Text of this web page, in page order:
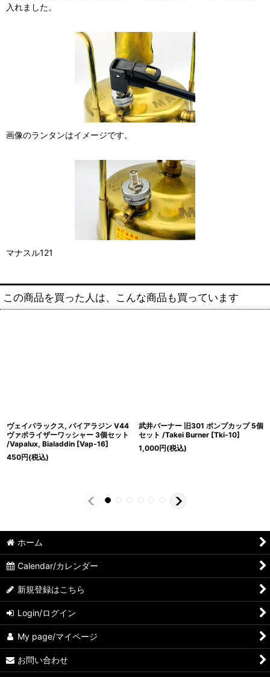
入れました。
画像のランタンはイメージです。
マナスル121
この商品を買った人は、こんな商品も買っています
ヴェイパラックス, バイアラジン V44
ヴァポライザーワッシャー 3個セット
/Vapalux, Bialaddin [Vap-16]
450円(税込)
武井バーナー 旧301 ポンプカップ 5個
セット /Takei Burner [Tki-10]
1,000円(税込)
ホーム
Calendar/カレンダー
新規登録はこちら
Login/ログイン
My page/マイページ
お問い合わせ